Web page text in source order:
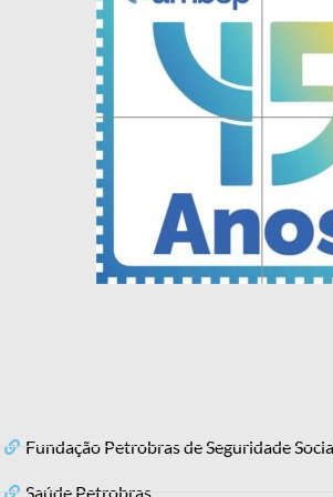
Fundação Petrobras de Seguridade
Saúde Petrobras